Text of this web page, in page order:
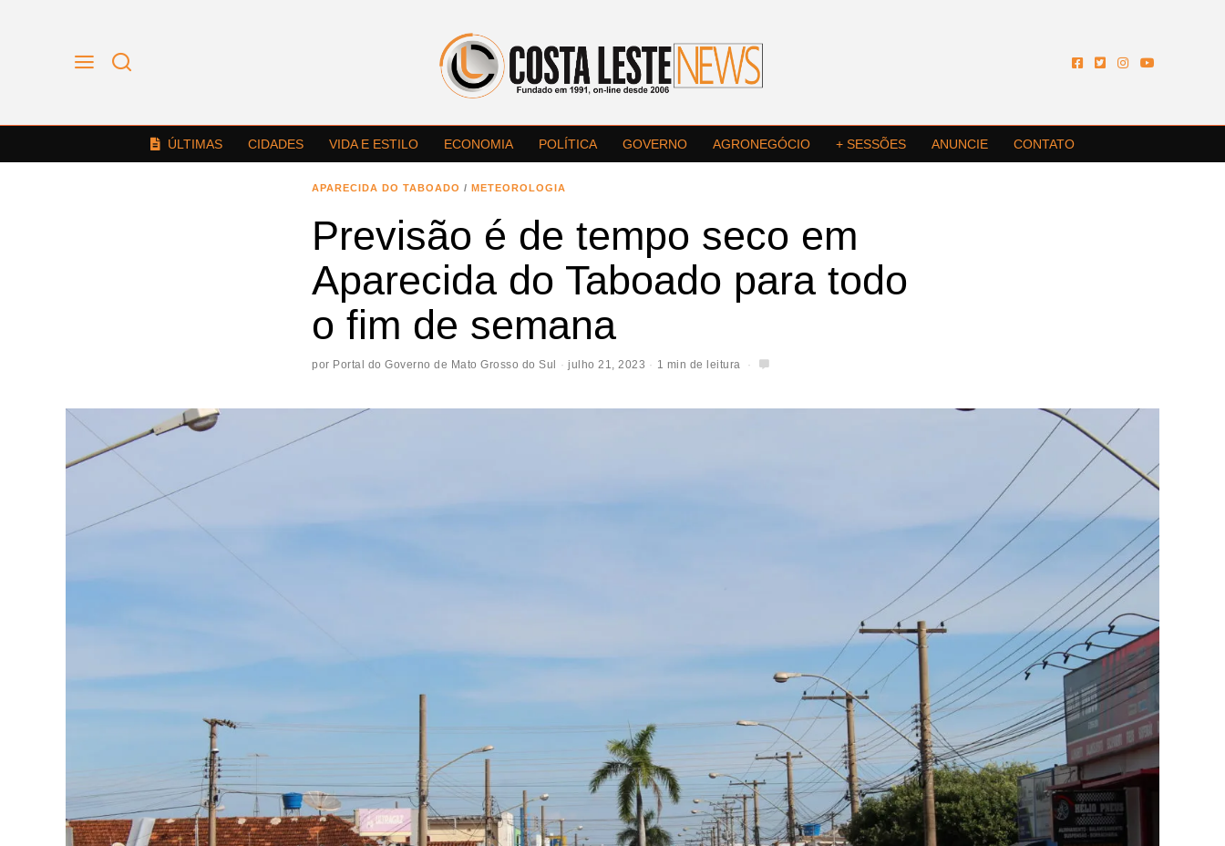
ÚLTIMAS CIDADES VIDA E ESTILO ECONOMIA POLÍTICA GOVERNO AGRONEGÓCIO + SESSÕES ANUNCIE CONTATO
APARECIDA DO TABOADO / METEOROLOGIA
Previsão é de tempo seco em
Aparecida do Taboado para todo
o fim de semana
por Portal do Governo de Mato Grosso do Sul julho 21, 2023 1 min de leitura